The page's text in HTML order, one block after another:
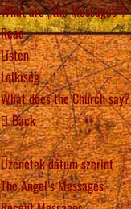
What are „the Messages”?
Read
Listen
Lelkiség
What does the Church say?
Back
Üzenetek dátum szerint
The Angel’s Messages